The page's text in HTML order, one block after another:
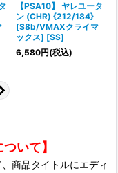
【PSA10】 ヤレユータ
ン (CHR) {212/184}
[S8b/VMAXクライマ
ックス] [SS]
6,580円(税込)
いて】
商品タイトルにエディ